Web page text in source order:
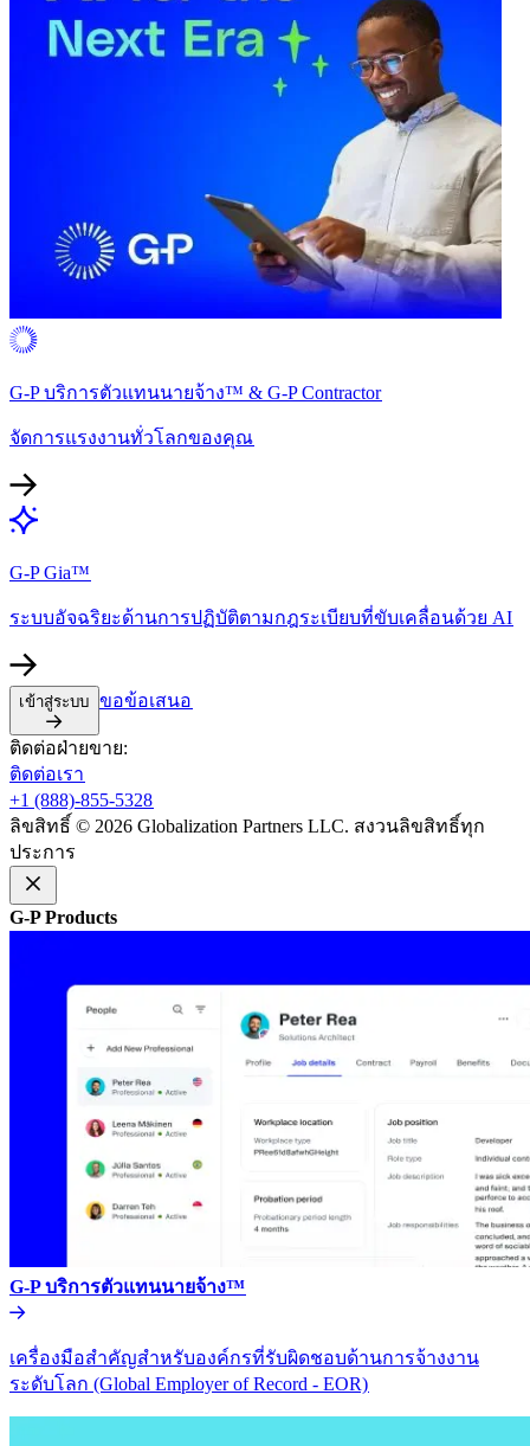
G-P บริการตัวแทนนายจ้าง™ & G-P Contractor​​
จัดการแรงงานทั่วโลกของคุณ​​
G-P Gia™​​
ระบบอัจฉริยะด้านการปฏิบัติตามกฎระเบียบที่ขับเคลื่อนด้วย AI​​
เข้าสู่ระบบ​​ ขอข้อเสนอ​​
ติดต่อฝ่ายขาย:​​
ติดต่อเรา​​
+1 (888)-855-5328​​
ลิขสิทธิ์ © 2026 Globalization Partners LLC. สงวนลิขสิทธิ์ทุก
ประการ​​
G-P Products​​
G-P บริการตัวแทนนายจ้าง™​​
เครื่องมือสำคัญสำหรับองค์กรที่รับผิดชอบด้านการจ้างงาน
ระดับโลก (Global Employer of Record - EOR)​​